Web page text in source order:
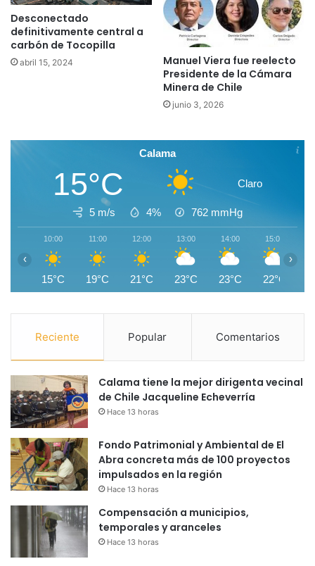
Desconectado
definitivamente central a
carbón de Tocopilla
abril 15, 2024
Manuel Viera fue reelecto
Presidente de la Cámara
Minera de Chile
junio 3, 2026
Calama
15°C Claro
5 m/s 4% 762 mmHg
10:00
15°C
11:00
19°C
12:00
21°C
13:00
23°C
14:00
23°C
15:00
22°C
‹ ›
Reciente Popular Comentarios
Calama tiene la mejor dirigenta vecinal
de Chile Jacqueline Echeverría
Hace 13 horas
Fondo Patrimonial y Ambiental de El
Abra concreta más de 100 proyectos
impulsados en la región
Hace 13 horas
Compensación a municipios,
temporales y aranceles
Hace 13 horas